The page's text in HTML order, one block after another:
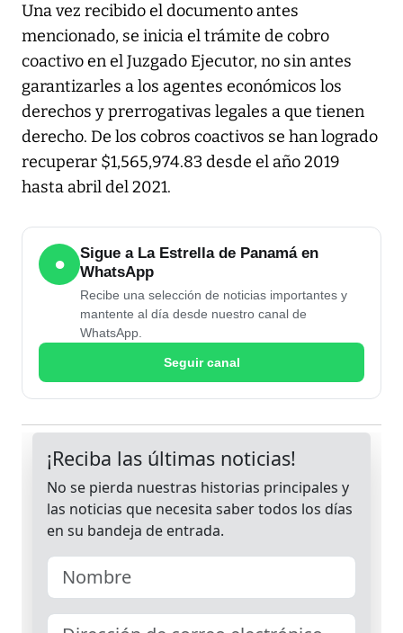
Una vez recibido el documento antes
mencionado, se inicia el trámite de cobro
coactivo en el Juzgado Ejecutor, no sin antes
garantizarles a los agentes económicos los
derechos y prerrogativas legales a que tienen
derecho. De los cobros coactivos se han logrado
recuperar $1,565,974.83 desde el año 2019
hasta abril del 2021.
●
Sigue a La Estrella de Panamá en
WhatsApp
Recibe una selección de noticias importantes y
mantente al día desde nuestro canal de
WhatsApp.
Seguir canal